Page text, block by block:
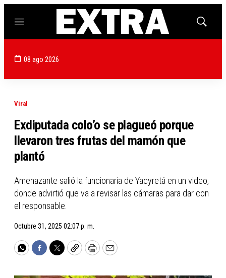
Menú
Mostrar
08 ago 2026
Viral
Exdiputada colo’o se plagueó porque
llevaron tres frutas del mamón que
plantó
Amenazante salió la funcionaria de Yacyretá en un video,
donde advirtió que va a revisar las cámaras para dar con
el responsable.
Octubre 31, 2025 02:07 p. m.
WhatsApp
Facebook
TwitterCopyPrintEmail